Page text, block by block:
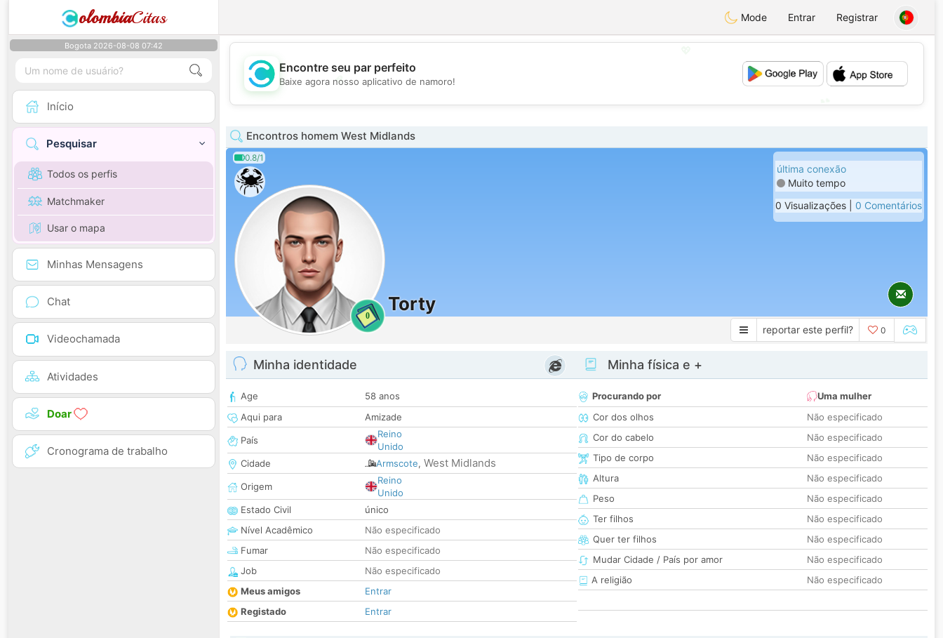
olombiaCitas Mode Entrar Registrar
Bogota 2026-08-08 07:42
Início
Pesquisar
Todos os perfis
Matchmaker
Usar o mapa
Minhas Mensagens
Chat
Videochamada
Atividades
Doar
Cronograma de trabalho
💖
💕
Encontre seu par perfeito
Baixe agora nosso aplicativo de namoro!
Encontros homem West Midlands
0.8/1
0
Torty
última conexão
Muito tempo
0 Visualizações | 0 Comentários
reportar este perfil? 0
Minha identidade
Age
58 anos
Aqui para
Amizade
País
Reino
Unido
Cidade
Armscote, West Midlands
Origem
Reino
Unido
Estado Civil
único
Nível Acadêmico
Não especificado
Fumar
Não especificado
Job
Não especificado
Meus amigos
Entrar
Registado
Entrar
Minha física e +
Procurando por
Uma mulher
Cor dos olhos
Não especificado
Cor do cabelo
Não especificado
Tipo de corpo
Não especificado
Altura
Não especificado
Peso
Não especificado
Ter filhos
Não especificado
Quer ter filhos
Não especificado
Mudar Cidade / País por amor
Não especificado
A religião
Não especificado